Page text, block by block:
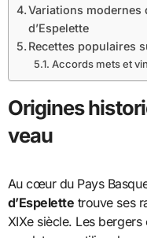
Variations modernes
d’Espelette
Recettes populaires
Accords mets et
Origines
veau
Au cœur du Pays
d’Espelette trouve ses
XIXe siècle. Les